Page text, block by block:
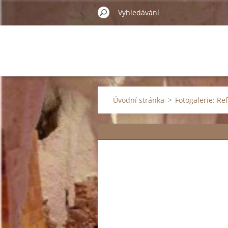
Úvodní stránka > Fotogalerie: